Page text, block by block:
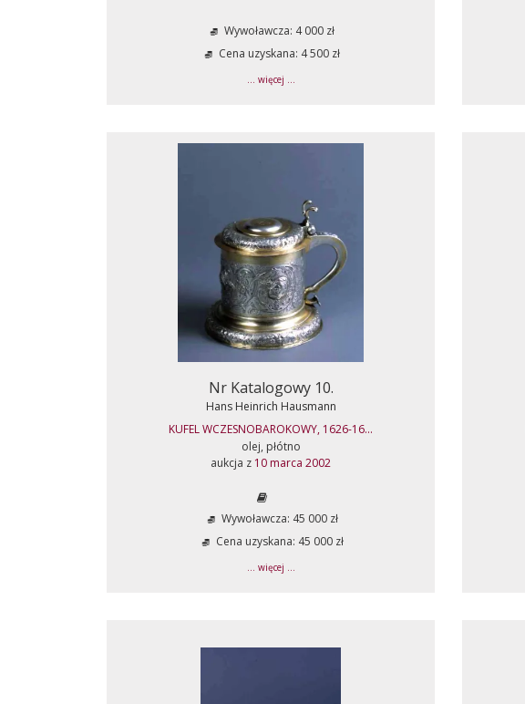
Wywoławcza: 4 000 zł
Cena uzyskana: 4 500 zł
... więcej ...
Nr Katalogowy 10.
Hans Heinrich Hausmann
KUFEL WCZESNOBAROKOWY, 1626-16...
olej, płótno
aukcja z 10 marca 2002
Wywoławcza: 45 000 zł
Cena uzyskana: 45 000 zł
... więcej ...